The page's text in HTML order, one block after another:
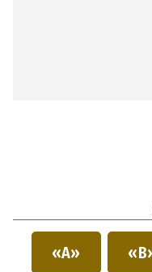
«A»